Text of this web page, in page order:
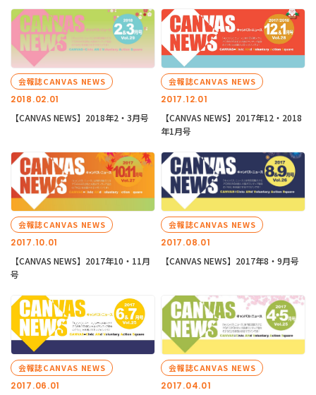
2018.02.01
会報誌CANVAS NEWS
【CANVAS NEWS】2018年2・3月号
2017.12.01
会報誌CANVAS NEWS
【CANVAS NEWS】2017年12・2018
年1月号
2017.10.01
会報誌CANVAS NEWS
【CANVAS NEWS】2017年10・11月
号
2017.08.01
会報誌CANVAS NEWS
【CANVAS NEWS】2017年8・9月号
2017.06.01
会報誌CANVAS NEWS
2017.04.01
会報誌CANVAS NEWS